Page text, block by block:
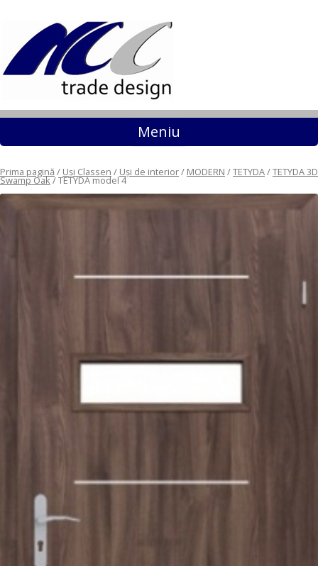
Meniu Sari la conținut
Prima pagină / Uși Classen / Uși de interior/ MODERN /TETYDA/TETYDA 3D
Swamp Oak/ TETYDA model 4